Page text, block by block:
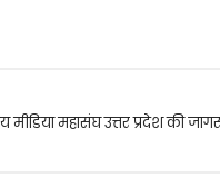
मीडिया महासंघ उत्तर प्रदेश की